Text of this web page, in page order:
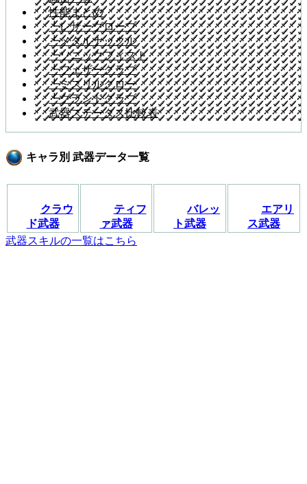
性能まとめ
┗レザーグローブ
┗メタルナックル
┗ソニックフィスト
┗フェザーグラブ
┗ミスリルクロー
┗グランドグラブ
武器ステータス比較表
キャラ別 武器データ一覧
クラウ
ド武器
ティフ
ァ武器
バレッ
ト武器
エアリ
ス武器
武器スキルの一覧はこちら